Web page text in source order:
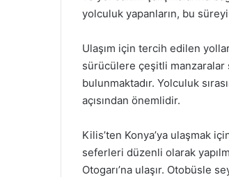
yolculuk yapanların, bu
Ulaşım için tercih edilen
sürücülere çeşitli
bulunmaktadır. Yolculuk
açısından önemlidir.
Kilis’ten Konya’ya ulaşmak
seferleri düzenli olarak
Otogarı’na ulaşır. Otobüsle